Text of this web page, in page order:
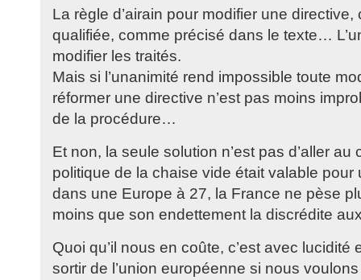
La règle d’airain pour modifier une directive,
qualifiée, comme précisé dans le texte…
modifier les traités.
Mais si l’unanimité rend impossible toute
réformer une directive n’est pas moins
de la procédure…
Et non, la seule solution n’est pas d’aller au
politique de la chaise vide était valable pour
dans une Europe à 27, la France ne pèse
moins que son endettement la discrédite
Quoi qu’il nous en coûte, c’est avec lucidité
sortir de l’union européenne si nous